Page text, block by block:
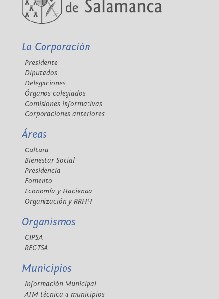
La Corporación
Presidente
Diputados
Delegaciones
Órganos colegiados
Comisiones informativas
Corporaciones anteriores
Áreas
Cultura
Bienestar Social
Presidencia
Fomento
Economía y Hacienda
Organización y RRHH
Organismos
CIPSA
REGTSA
Municipios
Información Municipal
ATM técnica a municipios